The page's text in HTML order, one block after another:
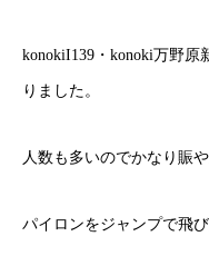
konokiI139・konoki万野原
りました。
人数も多いのでかなり賑
パイロンをジャンプで飛